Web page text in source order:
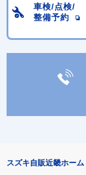
車検/点検/
整備予約
スズキ自販近畿ホーム